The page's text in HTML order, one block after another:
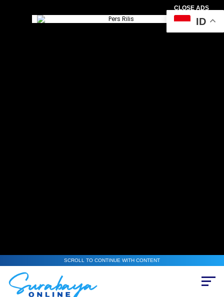
CLOSE ADS
SCROLL TO CONTINUE WITH CONTENT
ID